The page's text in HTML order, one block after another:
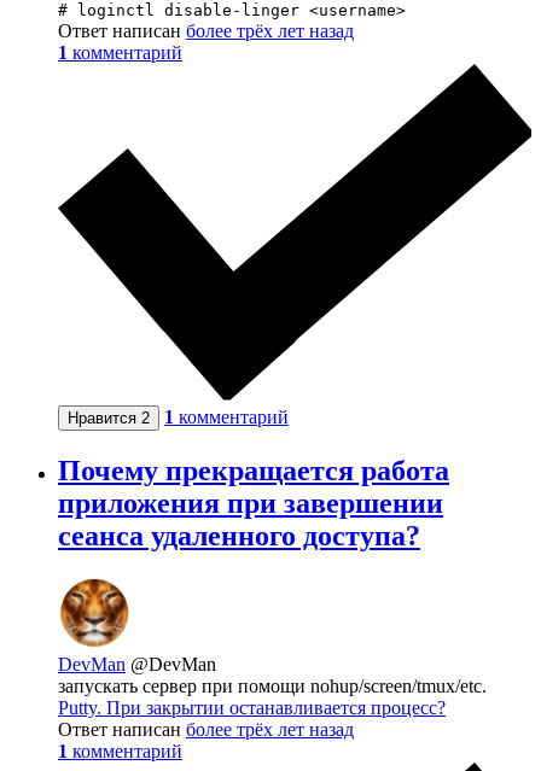
# loginctl disable-linger <username>
Ответ написан более трёх лет назад
1 комментарий
Нравится 2 1 комментарий
Почему прекращается работа
приложения при завершении
сеанса удаленного доступа?
DevMan @DevMan
запускать сервер при помощи nohup/screen/tmux/etc.
Putty. При закрытии останавливается процесс?
Ответ написан более трёх лет назад
1 комментарий